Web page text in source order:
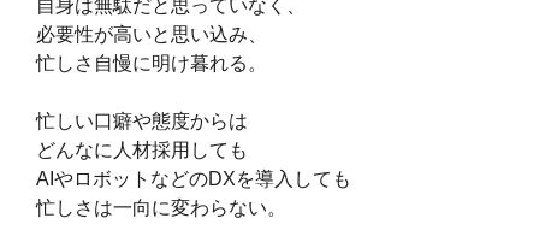
自身は無駄だと思っていなく、
必要性が高いと思い込み、
忙しさ自慢に明け暮れる。
忙しい口癖や態度からは
どんなに人材採用しても
AIやロボットなどのDXを導入しても
忙しさは一向に変わらない。